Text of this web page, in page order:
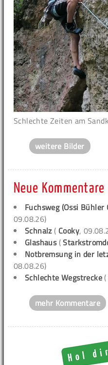
Schlechte Zeiten am
weitere Bilder
Neue Kommentare
Fuchsweg (Ossi Bühler
09.08.26)
Schnalz( Cooky,
Glashaus(
Notbremsung in der
08.08.26)
Schlechte Wegstrecke
mehr Kommentare